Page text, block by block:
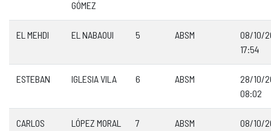
GÓMEZ
EL MEHDI EL NABAOUI 5 ABSM
08/10/
17:54
ESTEBAN IGLESIA VILA 6 ABSM
28/10/
08:02
CARLOS LÓPEZ MORAL 7 ABSM
08/10/